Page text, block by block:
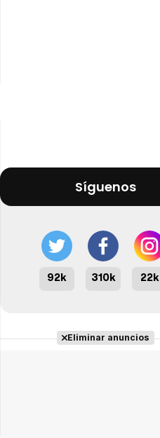
Síguenos
92k 310k 22k
Eliminar anuncios